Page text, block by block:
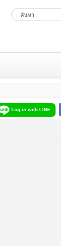
Log in with LINE